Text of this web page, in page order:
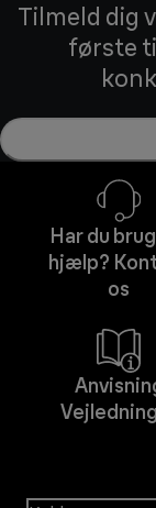
Tilmeld dig
første
Har du
hjælp?
os